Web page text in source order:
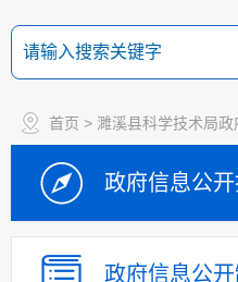
首页 > 濉溪县科学技术局
政府信息公
政府信息公